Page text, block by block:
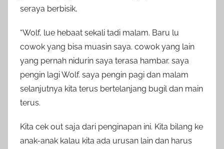
seraya berbisik,
“Wolf, lue hebaat sekali tadi malam. Baru lu
cowok yang bisa muasin saya. cowok yang lain
yang pernah nidurin saya terasa hambar. saya
pengin lagi Wolf. saya pengin pagi dan malam
selanjutnya kita terus bertelanjang bugil dan main
terus.
Kita cek out saja dari penginapan ini. Kita bilang ke
anak-anak kalau kita ada urusan lain dan harus